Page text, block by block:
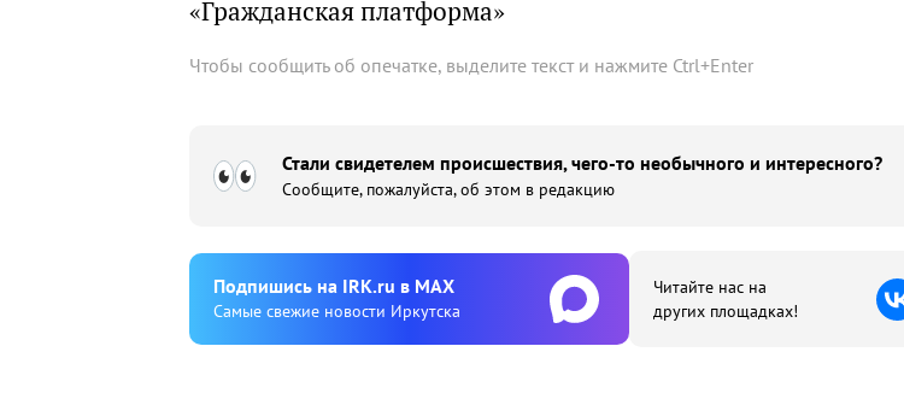
«Гражданская платформа»
Чтобы сообщить об опечатке, выделите текст и нажмите Ctrl+Enter
Стали свидетелем происшествия, чего-то необычного и интересного?
Сообщите, пожалуйста, об этом в редакцию
Подпишиcь на IRK.ru в MAX
Cамые свежие новости Иркутска
Читайте нас на
других площадках!